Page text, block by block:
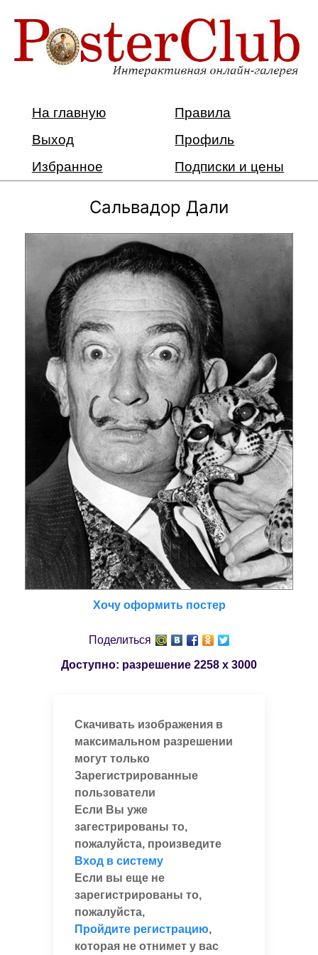
На главную
Правила
Выход
Профиль
Избранное
Подписки и цены
Сальвадор Дали
Хочу оформить постер
Поделиться
Доступно: разрешение 2258 x 3000
Скачивать изображения в
максимальном разрешении
могут только
Зарегистрированные
пользователи
Если Вы уже
загестрированы то,
пожалуйста, произведите
Вход в систему
Если вы еще не
зарегистрированы то,
пожалуйста,
Пройдите регистрацию,
которая не отнимет у вас